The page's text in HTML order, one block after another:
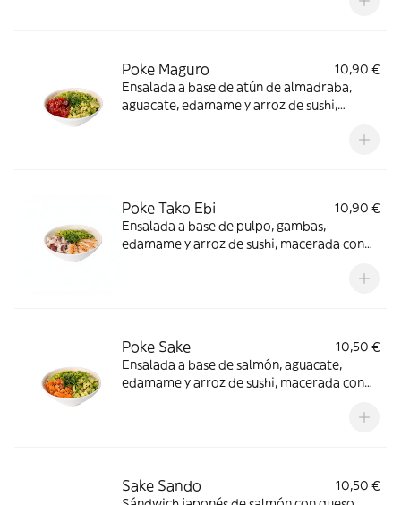
Poke Maguro
10,90 €
Ensalada a base de atún de almadraba,
aguacate, edamame y arroz de sushi,
Poke Tako Ebi
10,90 €
Ensalada a base de pulpo, gambas,
edamame y arroz de sushi, macerada con
Poke Sake
10,50 €
Ensalada a base de salmón, aguacate,
edamame y arroz de sushi, macerada con
Sake Sando
10,50 €